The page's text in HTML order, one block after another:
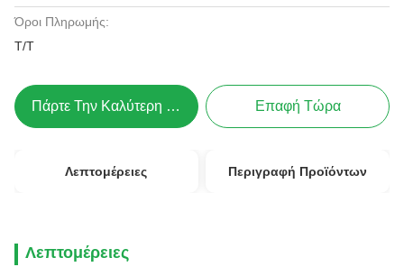
Όροι Πληρωμής:
Τ/Τ
Πάρτε Την Καλύτερη Τιμή Επαφή Τώρα
Λεπτομέρειες Περιγραφή Προϊόντων
Λεπτομέρειες